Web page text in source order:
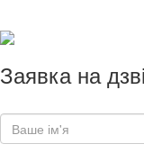
Заявка на